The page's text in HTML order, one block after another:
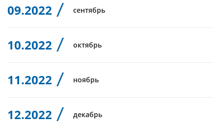
09.2022 сентябрь
10.2022 октябрь
11.2022 ноябрь
12.2022 декабрь